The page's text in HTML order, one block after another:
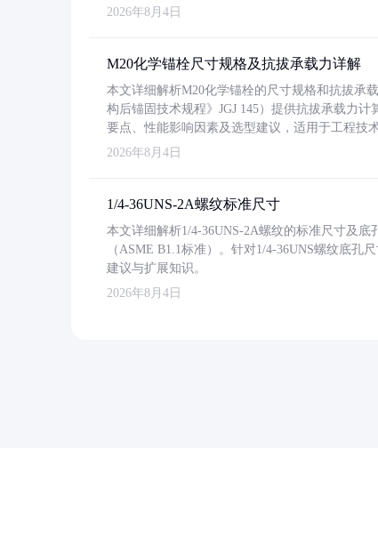
2026年8月4日
M20化学锚栓尺寸规格及抗拔承载力详解
本文详细解析M20化学锚栓的尺寸规格和抗拔承
构后锚固技术规程》JGJ 145）提供抗拔承载力
要点、性能影响因素及选型建议，适用于工程技
2026年8月4日
1/4-36UNS-2A螺纹标准尺寸
本文详细解析1/4-36UNS-2A螺纹的标准尺寸及
（ASME B1.1标准）。针对1/4-36UNS螺纹底
建议与扩展知识。
2026年8月4日